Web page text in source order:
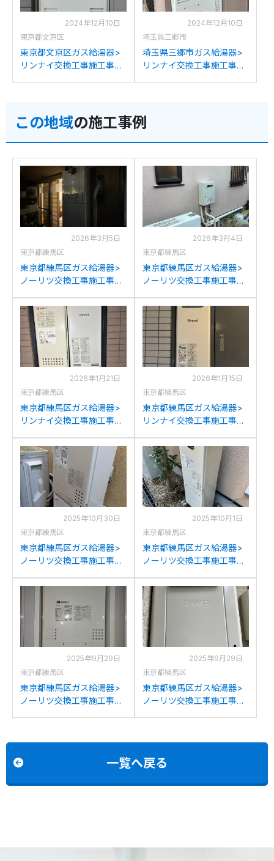
2024年12月10日
東京都文京区
東京都文京区ガス給湯器>
リンナイ交換工事施工事
の交換
2024年12月10日
埼玉県三郷市
埼玉県三郷市ガス給湯器>
リンナイ交換工事施工事
3(A)への交換
この地域の施工事例
2026年3月5日
東京都練馬区
東京都練馬区ガス給湯器>
ノーリツ交換工事施工事
V2005SATからノーリツ
GT-2070SAW-T BLへの交
換
2026年3月4日
東京都練馬区
東京都練馬区ガス給湯器>
ノーリツ交換工事施工事
からノーリツGQ-1639WS-
1への交換
2026年1月21日
東京都練馬区
東京都練馬区ガス給湯器>
リンナイ交換工事施工事
1633(S)AWXからリンナイ
RUF-SA2005SAW(A)への
交換
2026年1月15日
東京都練馬区
東京都練馬区ガス給湯器>
リンナイ交換工事施工事
2053SAWXからリンナイ
RUF-SA2005SAW(A)への
交換
2025年10月30日
東京都練馬区
東京都練馬区ガス給湯器>
ノーリツ交換工事施工事
1210W6H-1からノーリツ
GH-1210W6HBLへの交換
2025年10月1日
東京都練馬区
東京都練馬区ガス給湯器>
ノーリツ交換工事施工事
4299ACSAW3Qからノーリ
ツGH-1210W6HBLへの交換
2025年9月29日
東京都練馬区
東京都練馬区ガス給湯器>
ノーリツ交換工事施工事
2025年9月29日
東京都練馬区
東京都練馬区ガス給湯器>
ノーリツ交換工事施工事
一覧へ戻る